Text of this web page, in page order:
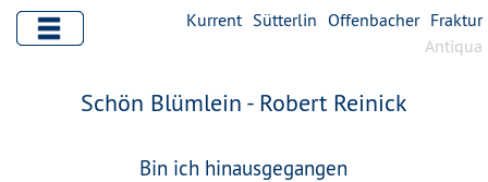
Kurrent Sütterlin Offenbacher Fraktur
Antiqua
Schön Blümlein - Robert Reinick
Bin ich hinausgegangen